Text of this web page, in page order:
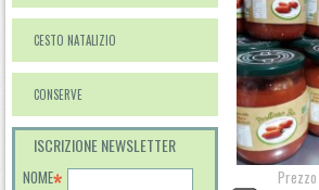
CESTO NATALIZIO
CONSERVE
ISCRIZIONE NEWSLETTER
NOME
Prezzo